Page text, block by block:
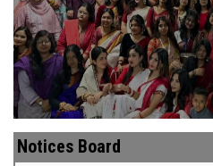
ABOUT US
FACULTIES
ACADEMICS
GALLERY
Notices Board